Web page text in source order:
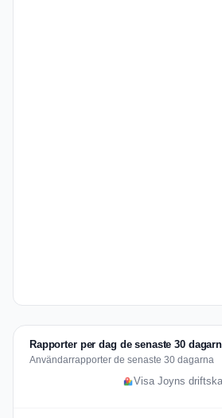
Rapporter per dag de senaste 30
Användarrapporter de senaste 30 dagarna
Visa Joyns